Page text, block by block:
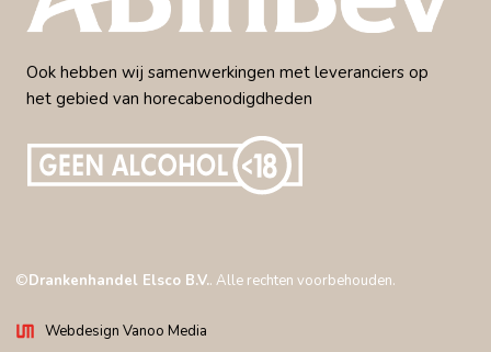
Ook hebben wij samenwerkingen met leveranciers op
het gebied van horecabenodigdheden
©Drankenhandel Elsco B.V.. Alle rechten voorbehouden.
Webdesign Vanoo Media